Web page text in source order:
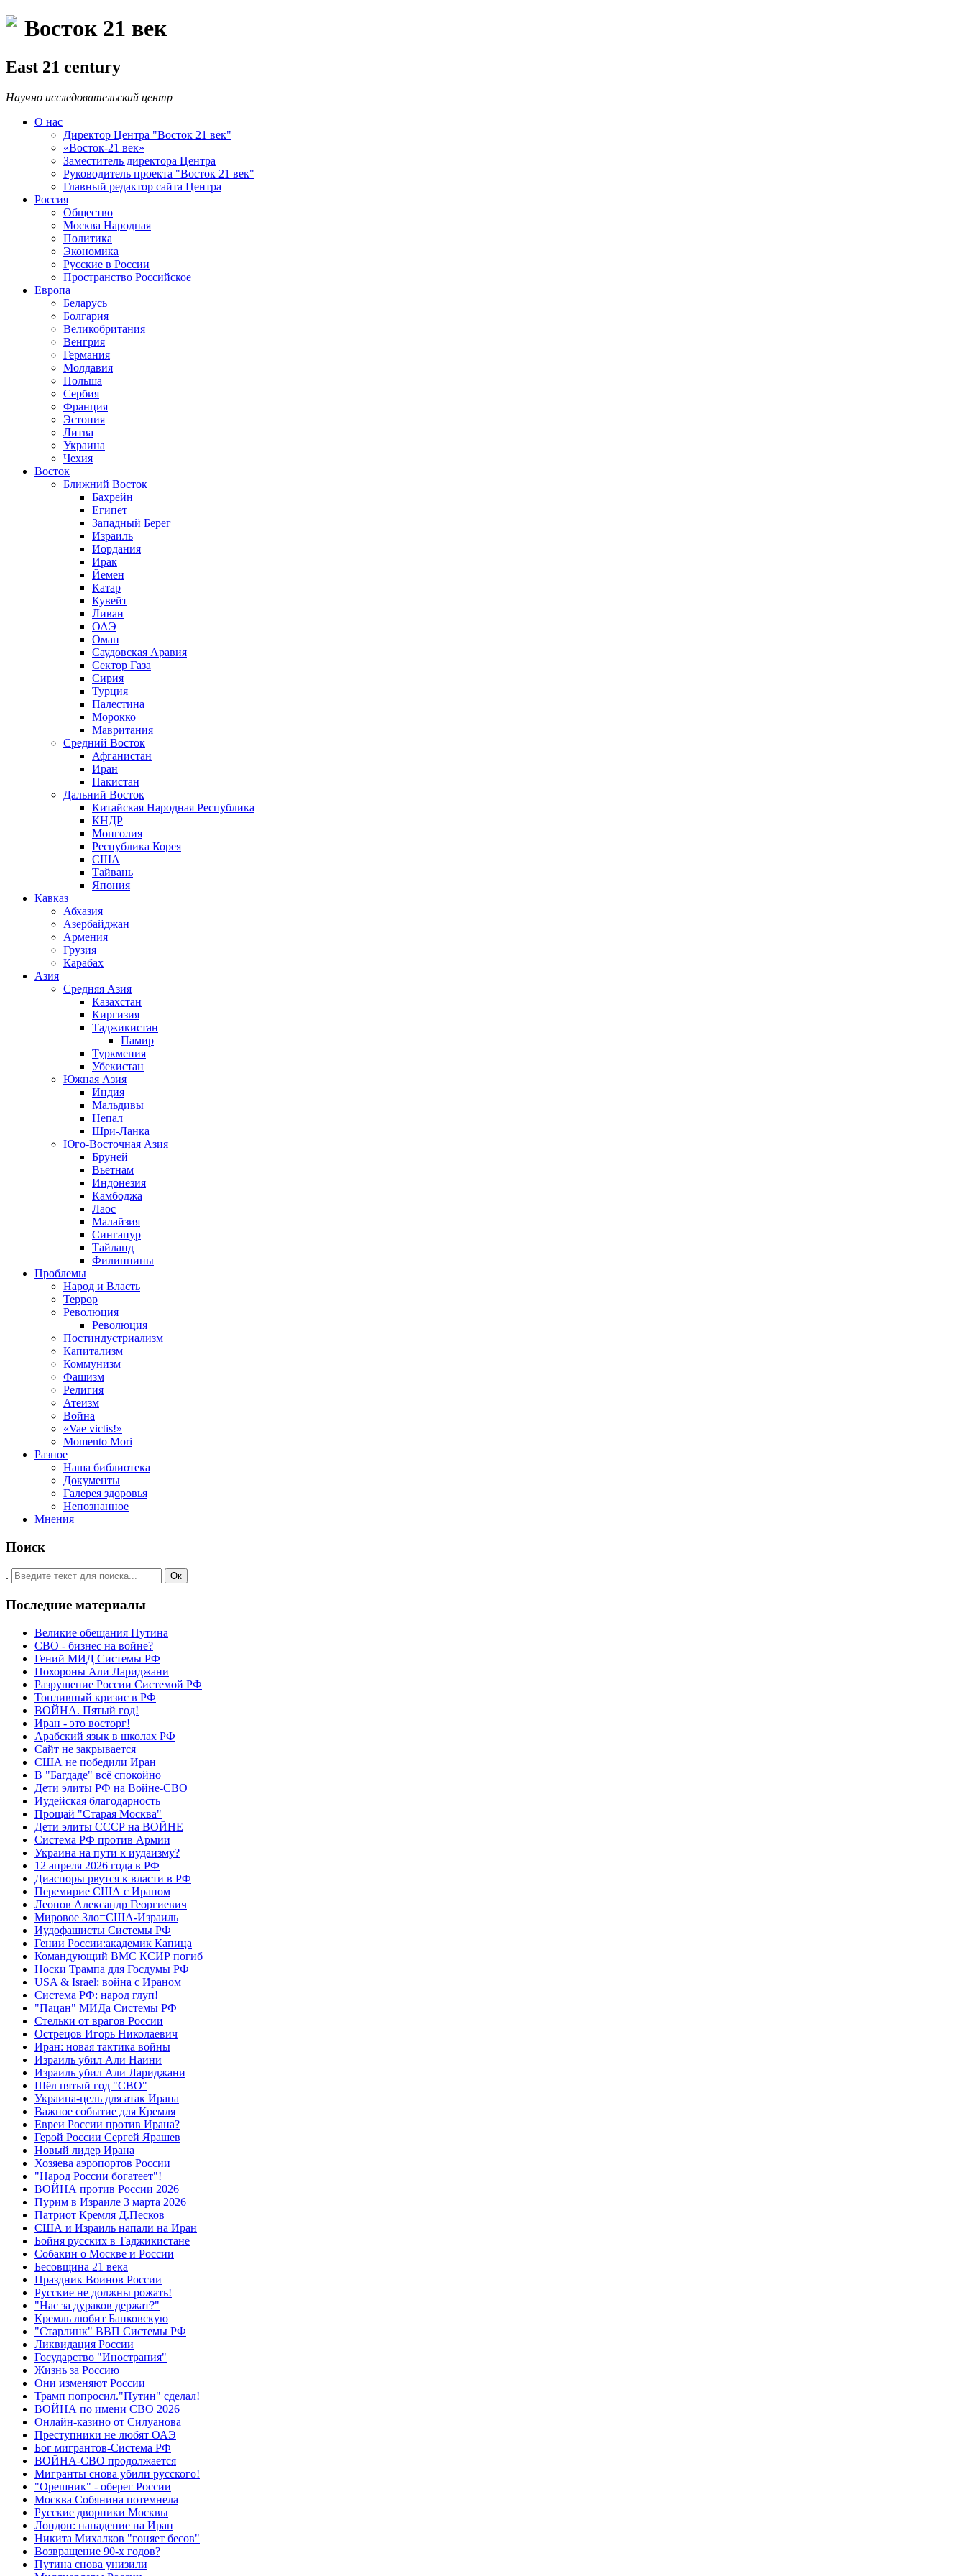
Восток 21 век
East 21 century
Научно исследовательский центр
О нас
Директор Центра "Восток 21 век"
«Восток-21 век»
Заместитель директора Центра
Руководитель проекта "Восток 21 век"
Главный редактор сайта Центра
Россия
Общество
Москва Народная
Политика
Экономика
Русские в России
Пространство Российское
Европа
Беларусь
Болгария
Великобритания
Венгрия
Германия
Молдавия
Польша
Сербия
Франция
Эстония
Литва
Украина
Чехия
Восток
Ближний Восток
Бахрейн
Египет
Западный Берег
Израиль
Иордания
Ирак
Йемен
Катар
Кувейт
Ливан
ОАЭ
Оман
Саудовская Аравия
Сектор Газа
Сирия
Турция
Палестина
Морокко
Мавритания
Средний Восток
Афганистан
Иран
Пакистан
Дальний Восток
Китайская Народная Республика
КНДР
Монголия
Республика Корея
США
Тайвань
Япония
Кавказ
Абхазия
Азербайджан
Армения
Грузия
Карабах
Азия
Средняя Азия
Казахстан
Киргизия
Таджикистан
Памир
Туркмения
Убекистан
Южная Азия
Индия
Мальдивы
Непал
Шри-Ланка
Юго-Восточная Азия
Бруней
Вьетнам
Индонезия
Камбоджа
Лаос
Малайзия
Сингапур
Тайланд
Филиппины
Проблемы
Народ и Власть
Террор
Революция
Революция
Постиндустриализм
Капитализм
Коммунизм
Фашизм
Религия
Атеизм
Война
«Vae victis!»
Momento Mori
Разное
Наша библиотека
Документы
Галерея здоровья
Непознанное
Мнения
Поиск
. Ок
Последние материалы
Великие обещания Путина
СВО - бизнес на войне?
Гений МИД Системы РФ
Похороны Али Лариджани
Разрушение России Системой РФ
Топливный кризис в РФ
ВОЙНА. Пятый год!
Иран - это восторг!
Арабский язык в школах РФ
Сайт не закрывается
США не победили Иран
В "Багдаде" всё спокойно
Дети элиты РФ на Войне-СВО
Иудейская благодарность
Прощай "Старая Москва"
Дети элиты СССР на ВОЙНЕ
Система РФ против Армии
Украина на пути к иудаизму?
12 апреля 2026 года в РФ
Диаспоры рвутся к власти в РФ
Перемирие США с Ираном
Леонов Александр Георгиевич
Мировое Зло=США-Израиль
Иудофашисты Системы РФ
Гении России:академик Капица
Командующий ВМС КСИР погиб
Носки Трампа для Госдумы РФ
USA & Israel: война с Ираном
Система РФ: народ глуп!
"Пацан" МИДа Системы РФ
Стельки от врагов России
Острецов Игорь Николаевич
Иран: новая тактика войны
Израиль убил Али Наини
Израиль убил Али Лариджани
Шёл пятый год "СВО"
Украина-цель для атак Ирана
Важное событие для Кремля
Евреи России против Ирана?
Герой России Сергей Ярашев
Новый лидер Ирана
Хозяева аэропортов России
"Народ России богатеет"!
ВОЙНА против России 2026
Пурим в Израиле 3 марта 2026
Патриот Кремля Д.Песков
США и Израиль напали на Иран
Бойня русских в Таджикистане
Собакин о Москве и России
Бесовщина 21 века
Праздник Воинов России
Русские не должны рожать!
"Нас за дураков держат?"
Кремль любит Банковскую
"Старлинк" ВВП Системы РФ
Ликвидация России
Государство "Инострания"
Жизнь за Россию
Они изменяют России
Трамп попросил."Путин" сделал!
ВОЙНА по имени СВО 2026
Онлайн-казино от Силуанова
Преступники не любят ОАЭ
Бог мигрантов-Система РФ
ВОЙНА-СВО продолжается
Мигранты снова убили русского!
"Орешник" - оберег России
Москва Собянина потемнела
Русские дворники Москвы
Лондон: нападение на Иран
Никита Михалков "гоняет бесов"
Возвращение 90-х годов?
Путина снова унизили